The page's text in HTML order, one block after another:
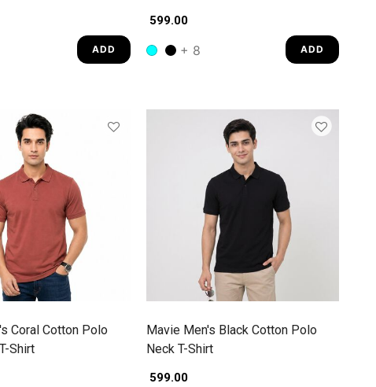
ADD
₹ 599.00
+ 8 ADD
Coral Cotton Polo
Shirt
Mavie Men's Black Cotton Polo
Neck T-Shirt
₹ 599.00